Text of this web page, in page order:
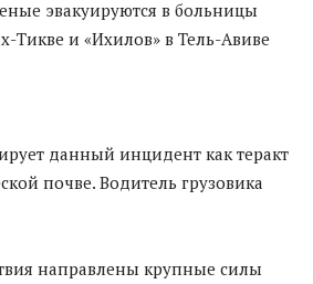
эвакуируются в больницы
Тикве и «Ихилов» в Тель-Авиве
данный инцидент как теракт
почве. Водитель грузовика
направлены крупные силы